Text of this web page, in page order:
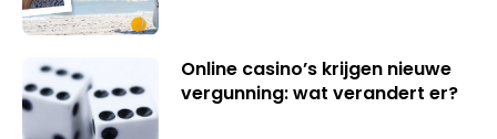
Online casino’s krijgen nieuwe
vergunning: wat verandert er?